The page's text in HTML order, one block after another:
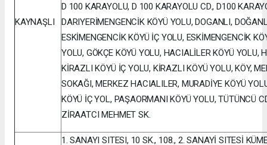
KAYNAŞLI
D 100 KARAYOLU, D 100 KARAYOLU CD., D100
DARIYERİMENGENCİK KÖYÜ YOLU, DOGANLI,
ESKİMENGENCİK KÖYÜ İÇ YOLU, ESKİMENGENCİK
YOLU, GÖKÇE KÖYÜ YOLU, HACIALİLER KÖYÜ YOLU,
KİRAZLI KÖYÜ İÇ YOLU, KİRAZLI KÖYÜ YOLU, KÖY,
SOKAĞI, MERKEZ HACIALILER, MURADİYE KÖYÜ
KÖYÜ İÇ YOL, PAŞAORMANI KÖYÜ YOLU, TÜTÜNCÜ
ZİRAATCI MEHMET SK.
1. SANAYI SITESI, 10 SK., 108., 2. SANAYİ SITESİ